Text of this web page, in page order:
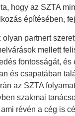
hogy az SZTA
építésében,
olyan partnert
mellett
fontosságát, és
és csapatában
az SZTA
szakmai
révén a cég is